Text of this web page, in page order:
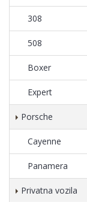
308
508
Boxer
Expert
Porsche
Cayenne
Panamera
Privatna vozila